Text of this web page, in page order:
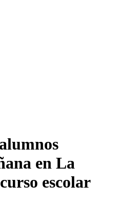
en La
escolar